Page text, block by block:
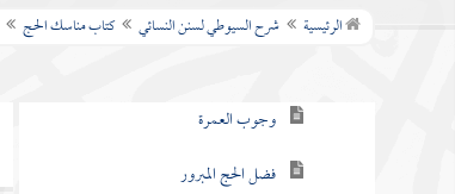
الرئيسية شرح السيوطي لسنن النسائي كتاب مناسك الحج
كتاب مناسك الحج
وجوب العمرة
فضل الحج المبرور